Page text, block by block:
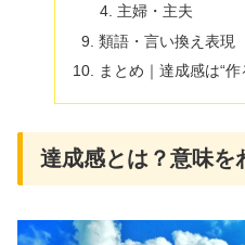
主婦・主夫
類語・言い換え表現
まとめ｜達成感は“
達成感とは？意味を